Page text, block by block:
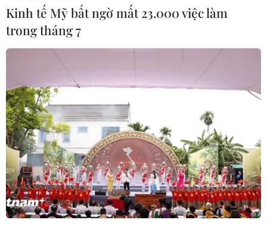
Kinh tế Mỹ bất ngờ mất 23.000 việc làm
trong tháng 7